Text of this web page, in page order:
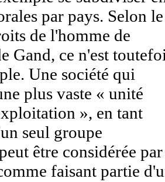
par pays. Selon le
de l'homme de
Gand, ce n'est
Une société qui
plus vaste « unité
», en tant
seul groupe
être considérée par
faisant partie